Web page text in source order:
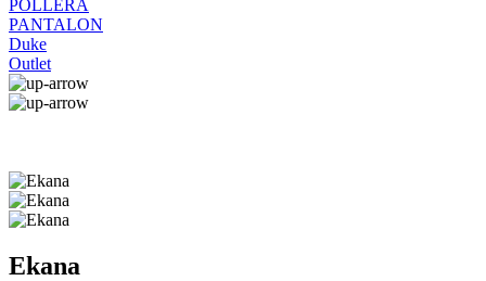
POLLERA
PANTALON
Duke
Outlet
Ekana